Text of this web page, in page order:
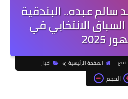
سالم عبده.. البندقية
السباق الانتخابي في
2025
الصفحة الرئيسية اخبار
الحجم